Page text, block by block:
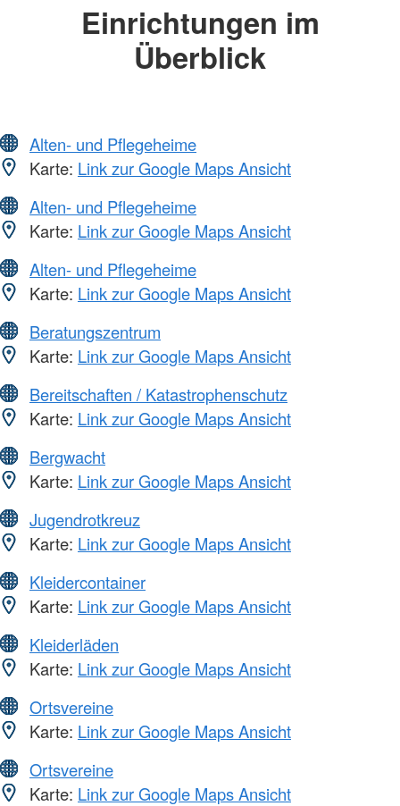
Einrichtungen im
Überblick
Alten- und Pflegeheime
Karte: Link zur Google Maps Ansicht
Alten- und Pflegeheime
Karte: Link zur Google Maps Ansicht
Alten- und Pflegeheime
Karte: Link zur Google Maps Ansicht
Beratungszentrum
Karte: Link zur Google Maps Ansicht
Bereitschaften / Katastrophenschutz
Karte: Link zur Google Maps Ansicht
Bergwacht
Karte: Link zur Google Maps Ansicht
Jugendrotkreuz
Karte: Link zur Google Maps Ansicht
Kleidercontainer
Karte: Link zur Google Maps Ansicht
Kleiderläden
Karte: Link zur Google Maps Ansicht
Ortsvereine
Karte: Link zur Google Maps Ansicht
Ortsvereine
Karte: Link zur Google Maps Ansicht